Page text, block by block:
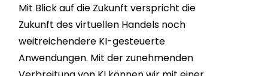
Mit Blick auf die Zukunft verspricht die
Zukunft des virtuellen Handels noch
weitreichendere KI-gesteuerte
Anwendungen. Mit der zunehmenden